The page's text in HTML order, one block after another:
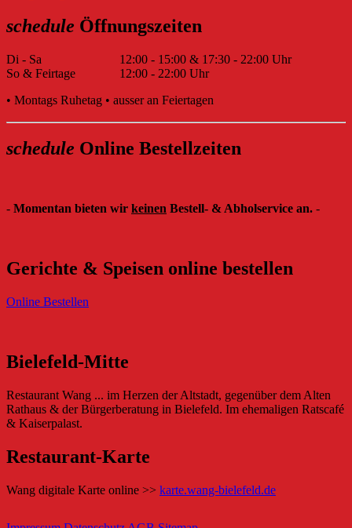
schedule Öffnungszeiten
Di - Sa
12:00 - 15:00 & 17:30 - 22:00 Uhr
So & Feirtage
12:00 - 22:00 Uhr
• Montags Ruhetag • ausser an Feiertagen
schedule Online Bestellzeiten
- Momentan bieten wir keinen Bestell- & Abholservice an. -
Gerichte & Speisen online bestellen
Online Bestellen
Bielefeld-Mitte
Restaurant Wang ... im Herzen der Altstadt, gegenüber dem Alten
Rathaus & der Bürgerberatung in Bielefeld. Im ehemaligen Ratscafé
& Kaiserpalast.
Restaurant-Karte
Wang digitale Karte online >> karte.wang-bielefeld.de